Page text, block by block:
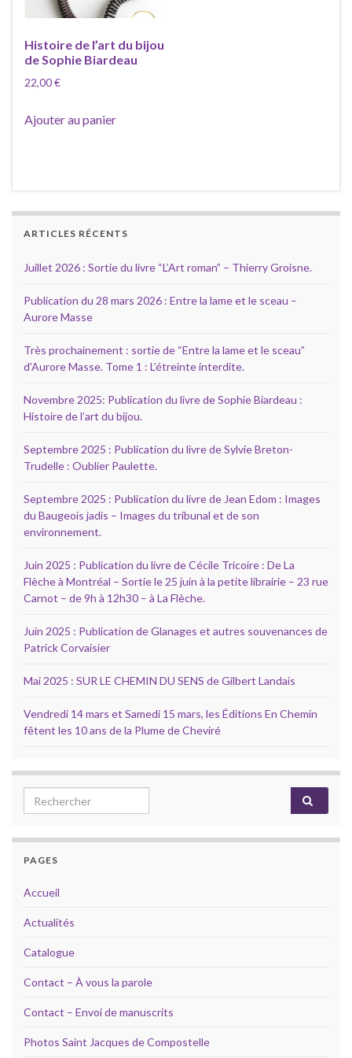
Histoire de l’art du bijou
de Sophie Biardeau
22,00€
Ajouter au panier
ARTICLES RÉCENTS
Juillet 2026 : Sortie du livre “L’Art roman” – Thierry Groisne.
Publication du 28 mars 2026 : Entre la lame et le sceau –
Aurore Masse
Très prochainement : sortie de “Entre la lame et le sceau”
d’Aurore Masse. Tome 1 : L’étreinte interdite.
Novembre 2025: Publication du livre de Sophie Biardeau :
Histoire de l’art du bijou.
Septembre 2025 : Publication du livre de Sylvie Breton-
Trudelle : Oublier Paulette.
Septembre 2025 : Publication du livre de Jean Edom : Images
du Baugeois jadis – Images du tribunal et de son
environnement.
Juin 2025 : Publication du livre de Cécile Tricoire : De La
Flèche à Montréal – Sortie le 25 juin à la petite librairie – 23 rue
Carnot – de 9h à 12h30 – à La Flèche.
Juin 2025 : Publication de Glanages et autres souvenances de
Patrick Corvaisier
Mai 2025 : SUR LE CHEMIN DU SENS de Gilbert Landais
Vendredi 14 mars et Samedi 15 mars, les Éditions En Chemin
fêtent les 10 ans de la Plume de Cheviré
Search for:
PAGES
Accueil
Actualités
Catalogue
Contact – À vous la parole
Contact – Envoi de manuscrits
Photos Saint Jacques de Compostelle